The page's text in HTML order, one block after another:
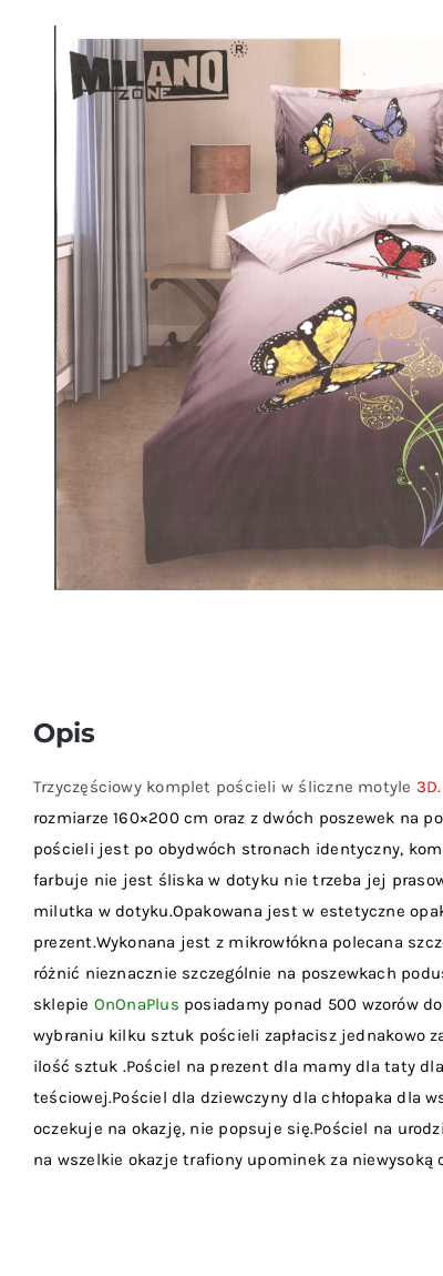
Opis
Trzyczęściowy komplet pościeli w śliczne motyle 3D.
rozmiarze 160×200 cm oraz z dwóch poszewek na
pościeli jest po obydwóch stronach identyczny,
farbuje nie jest śliska w dotyku nie trzeba jej
milutka w dotyku.Opakowana jest w estetyczne
prezent.Wykonana jest z mikrowłókna polecana
różnić nieznacznie szczególnie na poszewkach
sklepie OnOnaPlus posiadamy ponad 500 wzorów
wybraniu kilku sztuk pościeli zapłacisz jednakowo
ilość sztuk .Pościel na prezent dla mamy dla taty
teściowej.Pościel dla dziewczyny dla chłopaka dla
oczekuje na okazję, nie popsuje się.Pościel na
na wszelkie okazje trafiony upominek za niewysoką